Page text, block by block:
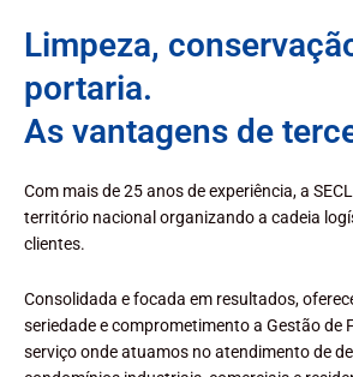
Limpeza,
portaria.
As vantagens de
Com mais de 25 anos de experiência, a
território nacional organizando a cadeia
clientes.
Consolidada e focada em resultados,
seriedade e comprometimento a Gestão de
serviço onde atuamos no atendimento de